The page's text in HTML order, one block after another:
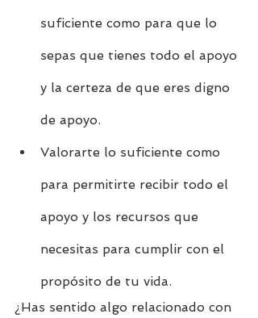
suficiente como para que lo
sepas que tienes todo el apoyo
y la certeza de que eres digno
de apoyo.
Valorarte lo suficiente como
para permitirte recibir todo el
apoyo y los recursos que
necesitas para cumplir con el
propósito de tu vida.
¿Has sentido algo relacionado con